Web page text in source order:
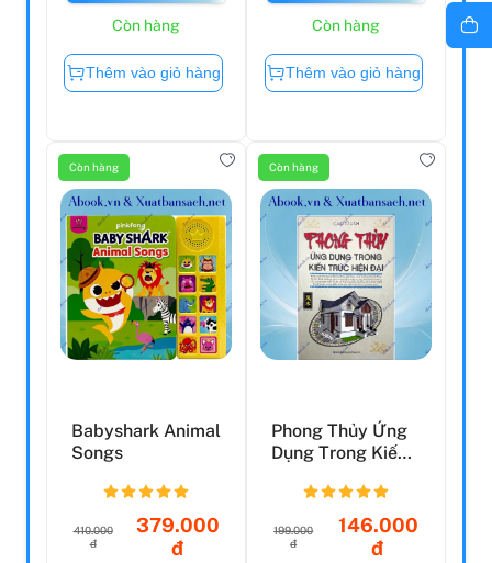
Còn hàng
Thêm vào giỏ hàng
Còn hàng
Thêm vào giỏ hàng
Còn hàng
Babyshark Animal
Songs
410.000
đ
379.000
đ
Còn hàng
Phong Thủy Ứng
Dụng Trong Kiến
199.000
đ
146.000
đ